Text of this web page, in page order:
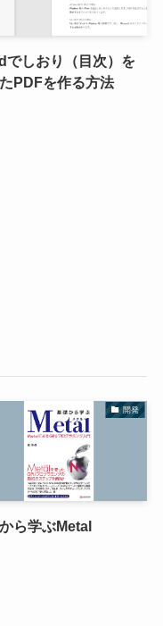
でしおり（目次）を
PDFを作る方法
開発
ら学ぶMetal